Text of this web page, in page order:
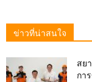
ข่าวที่น่าสนใจ
สย
กา